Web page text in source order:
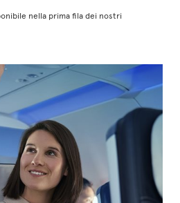
nella prima fila dei nostri